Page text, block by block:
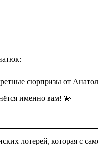
сюрпризы от
именно вам! 💫
лотерей, которая с